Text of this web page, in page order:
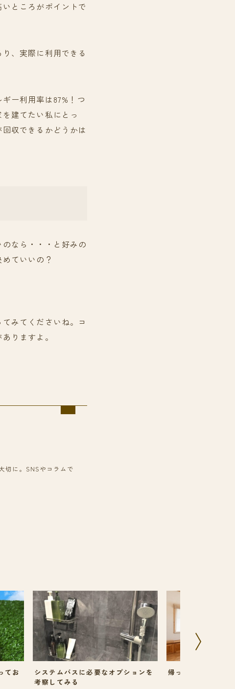
ところがポイントで
、実際に利用できる
ー利用率は87%！つ
建てたい私にとっ
収できるかどうかは
なら・・・と好みの
ていいの？
みてくださいね。コ
りますよ。
切に。SNSやコラムで
てお
システムバスに必要なオプションを
考察してみる
帰ってきたときに